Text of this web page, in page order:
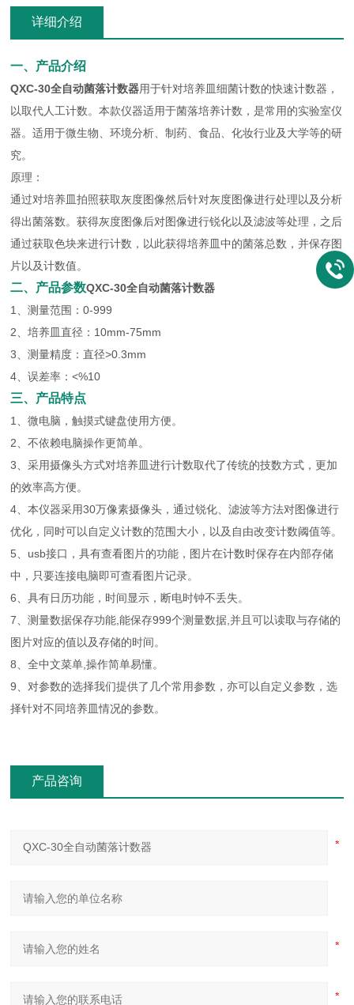
详细介绍
一、产品介绍
QXC-30全自动菌落计数器用于针对培养皿细菌计数的快速计数器，
以取代人工计数。本款仪器适用于菌落培养计数，是常用的实验室仪
器。适用于微生物、环境分析、制药、食品、化妆行业及大学等的研
究。
原理：
通过对培养皿拍照获取灰度图像然后针对灰度图像进行处理以及分析
得出菌落数。获得灰度图像后对图像进行锐化以及滤波等处理，之后
通过获取色块来进行计数，以此获得培养皿中的菌落总数，并保存图
片以及计数值。
二、产品参数QXC-30全自动菌落计数器
1、测量范围：0-999
2、培养皿直径：10mm-75mm
3、测量精度：直径>0.3mm
4、误差率：<%10
三、产品特点
1、微电脑，触摸式键盘使用方便。
2、不依赖电脑操作更简单。
3、采用摄像头方式对培养皿进行计数取代了传统的技数方式，更加
的效率高方便。
4、本仪器采用30万像素摄像头，通过锐化、滤波等方法对图像进行
优化，同时可以自定义计数的范围大小，以及自由改变计数阈值等。
5、usb接口，具有查看图片的功能，图片在计数时保存在内部存储
中，只要连接电脑即可查看图片记录。
6、具有日历功能，时间显示，断电时钟不丢失。
7、测量数据保存功能,能保存999个测量数据,并且可以读取与存储的
图片对应的值以及存储的时间。
8、全中文菜单,操作简单易懂。
9、对参数的选择我们提供了几个常用参数，亦可以自定义参数，选
择针对不同培养皿情况的参数。
产品咨询